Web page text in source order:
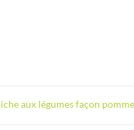
aux légumes façon